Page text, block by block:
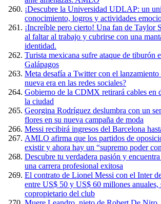
¡Descubre la Universidad UDLAP: un
conocimiento, logros y actividades
¡Increíble pero cierto! Una fan de Taylor
al faltar al trabajo y cubrirse con una
identidad.
Turista mexicana sufre ataque de tiburón
Galápagos
Meta desafía a Twitter con el lanzamiento
nueva era en las redes sociales?
Gobierno de la CDMX retirará cables en
la ciudad
Georgina Rodríguez deslumbra con un
flores en su nueva campaña de moda
Messi recibirá ingresos del Barcelona
AMLO afirma que los partidos de
existir y ahora hay un “supremo poder
Descubre tu verdadera pasión y
una carrera profesional exitosa
El contrato de Lionel Messi con el Inter
entre US$ 50 y US$ 60 millones anuales,
copropietario del club